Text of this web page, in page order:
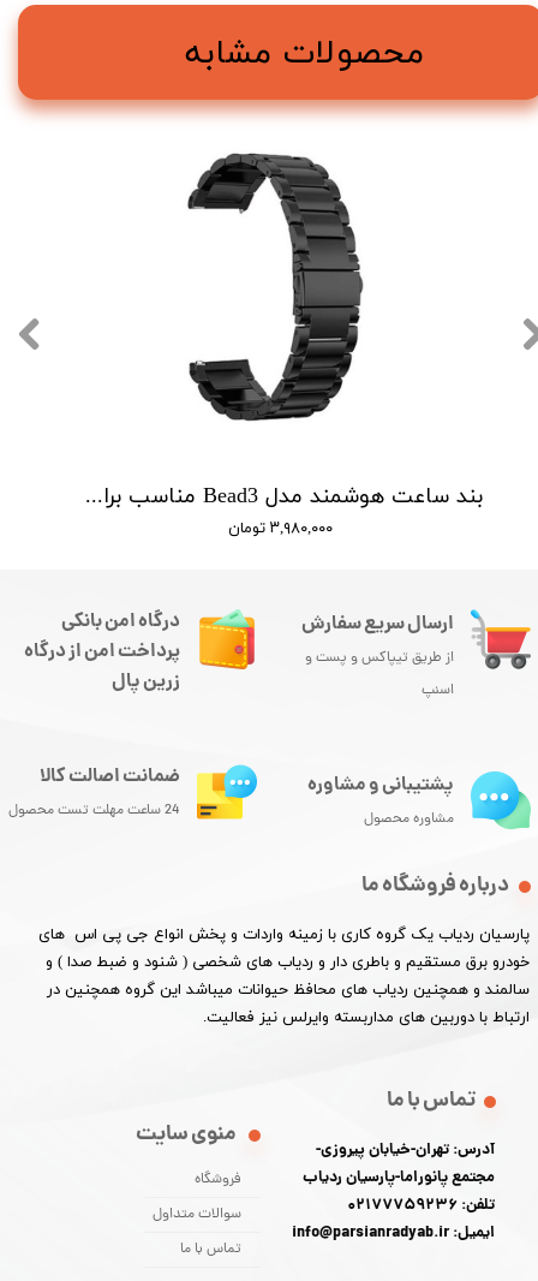
بند ساعت هوشمند مدل Bead3 مناسب برای ساعت هوشمند سامسونگ Galaxy Watch 46mm
۳,۹۸۰,۰۰۰ تومان
محصولات مشابه
ارسال سریع سفارش
از طریق تیپاکس و پست و
اسنپ
درباره فروشگاه ما
پارسیان ردیاب یک گروه کاری با زمینه واردات و پخش انواع جی پی اس های
خودرو برق مستقیم و باطری دار و ردیاب های شخصی ( شنود و ضبط صدا ) و
سالمند و همچنین ردیاب های محافظ حیوانات میباشد این گروه همچنین در
ارتباط با دوربین های مداربسته وایرلس نیز فعالیت.​​​​​​​
منوی سایت
فروشگاه
سوالات متداول
تماس با ما
تماس با ما
آدرس: تهران-خیابان پیروزی-
مجتمع پانوراما-پارسیان ردیاب
تلفن: 02177759236
ایمیل: info@parsianradyab.ir
درگاه امن بانکی
پرداخت امن از درگاه
زرین پال
پشتیبانی و مشاوره
مشاوره محصول
ضمانت اصالت کالا
24 ساعت مهلت تست محصول